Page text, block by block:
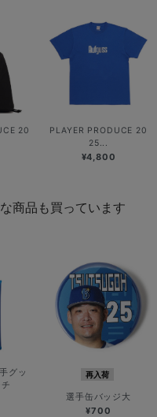
20
PLAYER PRODUCE 20
25...
¥4,800
商品も買っています
グッ
再入荷
選手缶バッジ大
¥700